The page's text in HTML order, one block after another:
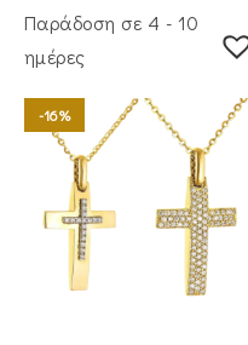
Παράδοση σε 4 - 10
ημέρες
-16%